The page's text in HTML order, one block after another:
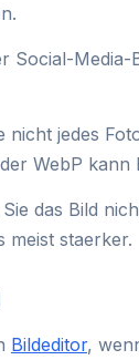
Social-Media-
nicht jedes
WebP kann
das Bild
meist staerker.
Bildeditor,